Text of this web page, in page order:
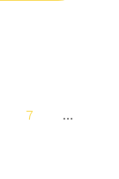
7 …